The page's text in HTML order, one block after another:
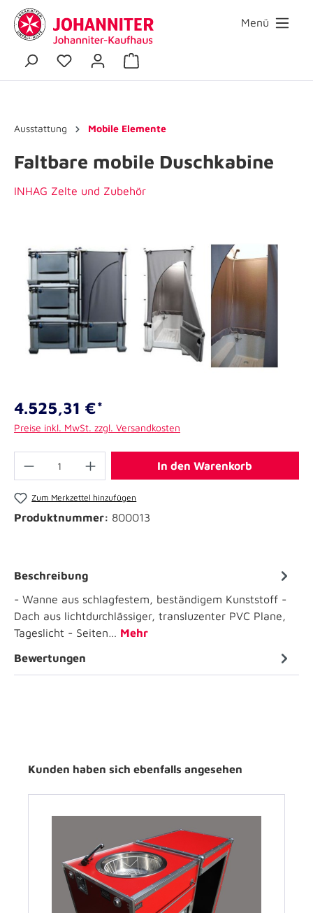
Menü
Ausstattung Mobile Elemente
Faltbare mobile Duschkabine
INHAG Zelte und Zubehör
4.525,31 €*
Preise inkl. MwSt. zzgl. Versandkosten
In den Warenkorb
Zum Merkzettel hinzufügen
Produktnummer: 800013
Beschreibung
- Wanne aus schlagfestem, beständigem Kunststoff -
Dach aus lichtdurchlässiger, transluzenter PVC Plane,
Tageslicht - Seiten… Mehr
Bewertungen
Kunden haben sich ebenfalls angesehen